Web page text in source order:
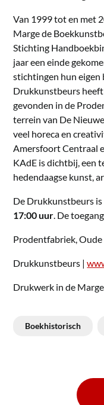
Van 1999 tot en met
Marge de
Stichting
jaar een einde
stichtingen hun eigen
Drukkunstbeurs
gevonden in de
terrein van De
veel horeca en
Amersfoort Centraal
KAdE is dichtbij, een
hedendaagse kunst,
De Drukkunstbeurs is
17:00 uur. De
Prodentfabriek,
Drukkunstbeurs |
Drukwerk in de
Boekhistorisch